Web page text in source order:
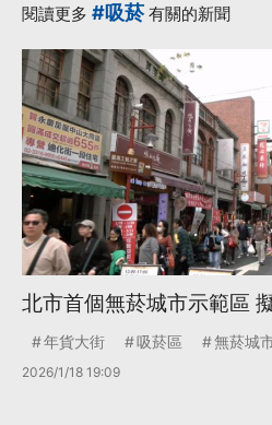
閱讀更多 #吸菸有關的新聞
北市首個無菸城市示範區
年貨大街 吸菸區 無菸城
2026/1/18 19:09